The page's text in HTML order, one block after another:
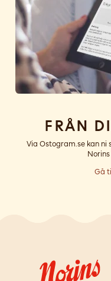
Från
Via Ostogram.se kan
Gå